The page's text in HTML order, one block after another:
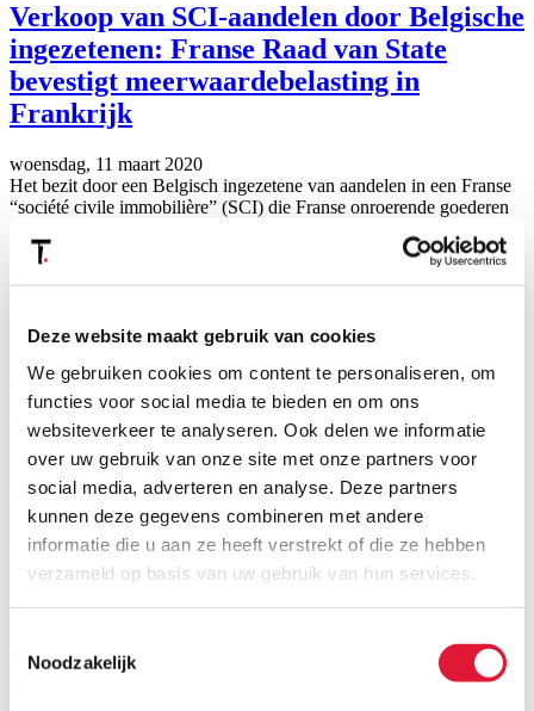
Deze website maakt gebruik van cookies
We gebruiken cookies om content te personaliseren, om
functies voor social media te bieden en om ons
websiteverkeer te analyseren. Ook delen we informatie
over uw gebruik van onze site met onze partners voor
social media, adverteren en analyse. Deze partners
kunnen deze gegevens combineren met andere
informatie die u aan ze heeft verstrekt of die ze hebben
verzameld op basis van uw gebruik van hun services.
Noodzakelijk
Verkoop van SCI-aandelen door Belgische
ingezetenen: Franse Raad van State
bevestigt meerwaardebelasting in
Frankrijk
woensdag, 11 maart 2020
Het bezit door een Belgisch ingezetene van aandelen in een Franse
“société civile immobilière” (SCI) die Franse onroerende goederen
controverse, met name…
Meer
Hof van Gent actualiseert vruchtgebruik
tegen 4 %
maandag, 09 maart 2020
Verkoop van blote eigendom tegen een prijs die omgezet wordt in
een lijfrente: een schoolvoorbeeld voor de toepassing van artikel
2.7.1.0.9 van de Vlaamse Codex Fiscaliteit. Het hof van beroep…
Meer
De fiscale achtergrond van de Belgische
Opstand/ Revolutie in 1830